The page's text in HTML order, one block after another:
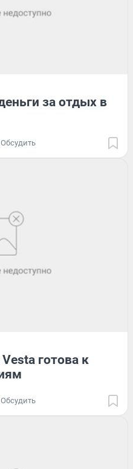
за отдых в
Обсудить
готова к
Обсудить